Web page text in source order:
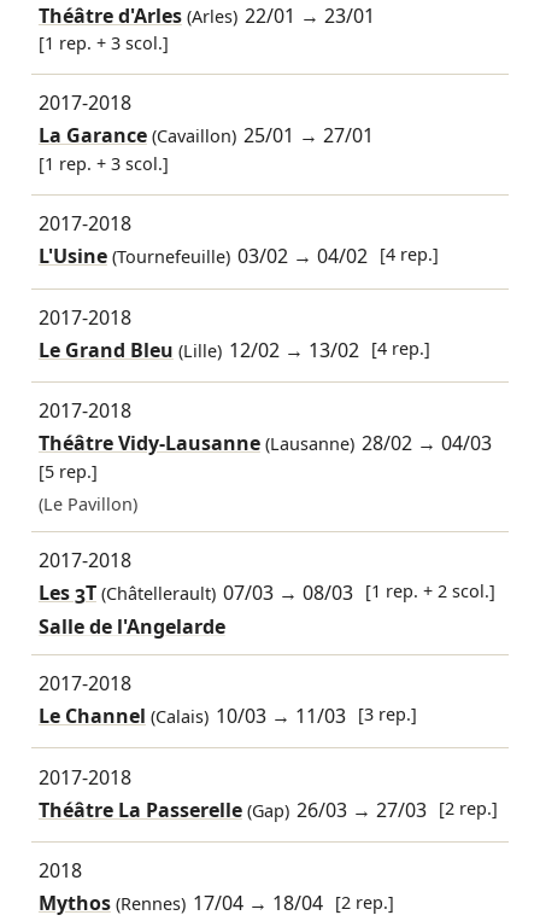
Théâtre d'Arles(Arles) 22/01 →23/01
[1 rep. + 3 scol.]
2017-2018
La Garance(Cavaillon) 25/01 →27/01
[1 rep. + 3 scol.]
2017-2018
L'Usine(Tournefeuille) 03/02 →04/02 [4 rep.]
2017-2018
Le Grand Bleu (Lille) 12/02 → 13/02 [4 rep.]
2017-2018
Théâtre Vidy-Lausanne(Lausanne) 28/02 →04/03
[5 rep.]
(Le Pavillon)
2017-2018
Les 3T(Châtellerault) 07/03 →08/03 [1 rep. + 2 scol.]
Salle de l'Angelarde
2017-2018
Le Channel (Calais) 10/03 → 11/03 [3 rep.]
2017-2018
Théâtre La Passerelle(Gap) 26/03 →27/03 [2 rep.]
2018
Mythos(Rennes) 17/04 → 18/04 [2 rep.]